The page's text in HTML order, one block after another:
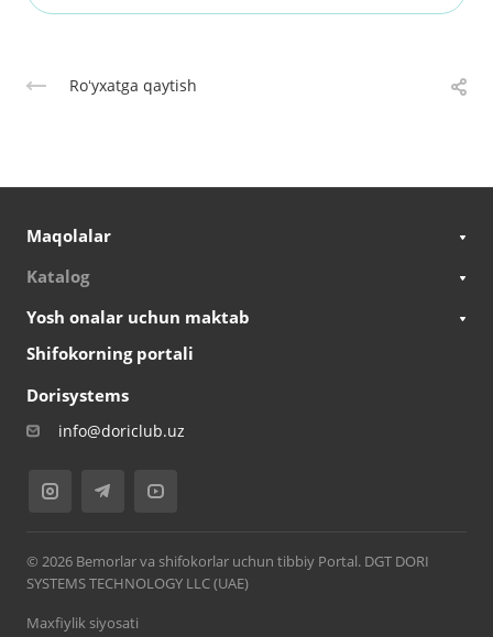
Roʻyxatga qaytish
Maqolalar
Katalog
Yosh onalar uchun maktab
Shifokorning portali
Dorisystems
info@doriclub.uz
© 2026 Bemorlar va shifokorlar uchun tibbiy Portal. DGT DORI
SYSTEMS TECHNOLOGY LLC (UAE)
Maxfiylik siyosati